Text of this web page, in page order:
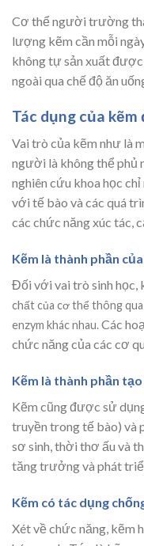
Cơ thể người trường
lượng kẽm cần mỗi
không tự sản xuất
ngoài qua chế độ ăn
Tác dụng của
Vai trò của kẽm như là
người là không thể phủ
nghiên cứu khoa học
với tế bào và các quá
các chức năng xúc tác,
Kẽm là thành phần
Đối với vai trò sinh học,
chất của cơ thể thông
enzym khác nhau.Các
chức năng của các cơ
Kẽm là thành phần
Kẽm cũng được sử
truyền trong tế bào) và
sơ sinh, thời thơ ấu và
tăng trưởng và phát
Kẽm có tác dụng
Xét về chức năng, kẽm